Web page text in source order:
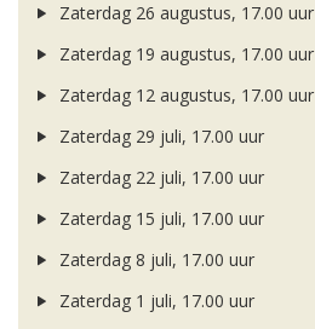
Zaterdag 26 augustus, 17.00 uur
Zaterdag 19 augustus, 17.00 uur
Zaterdag 12 augustus, 17.00 uur
Zaterdag 29 juli, 17.00 uur
Zaterdag 22 juli, 17.00 uur
Zaterdag 15 juli, 17.00 uur
Zaterdag 8 juli, 17.00 uur
Zaterdag 1 juli, 17.00 uur